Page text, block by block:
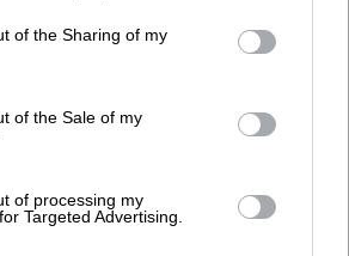
or usage behaviour. You may click to
to Google and its third-party tags to
specified purposes in below Google
of the Sharing of my
of the Sale of my
of processing my
Targeted Advertising.